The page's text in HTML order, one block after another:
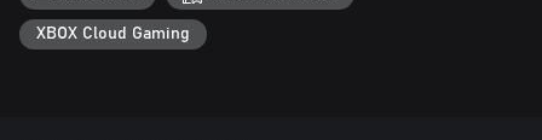
XBOX Cloud Gaming